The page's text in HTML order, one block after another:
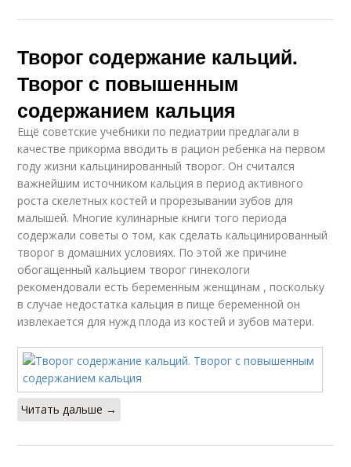
Творог содержание кальций.
Творог с повышенным
содержанием кальция
Ещё советские учебники по педиатрии предлагали в
качестве прикорма вводить в рацион ребенка на первом
году жизни кальцинированный творог. Он считался
важнейшим источником кальция в период активного
роста скелетных костей и прорезывании зубов для
малышей. Многие кулинарные книги того периода
содержали советы о том, как сделать кальцинированный
творог в домашних условиях. По этой же причине
обогащенный кальцием творог гинекологи
рекомендовали есть беременным женщинам , поскольку
в случае недостатка кальция в пище беременной он
извлекается для нужд плода из костей и зубов матери.
Читать дальше →